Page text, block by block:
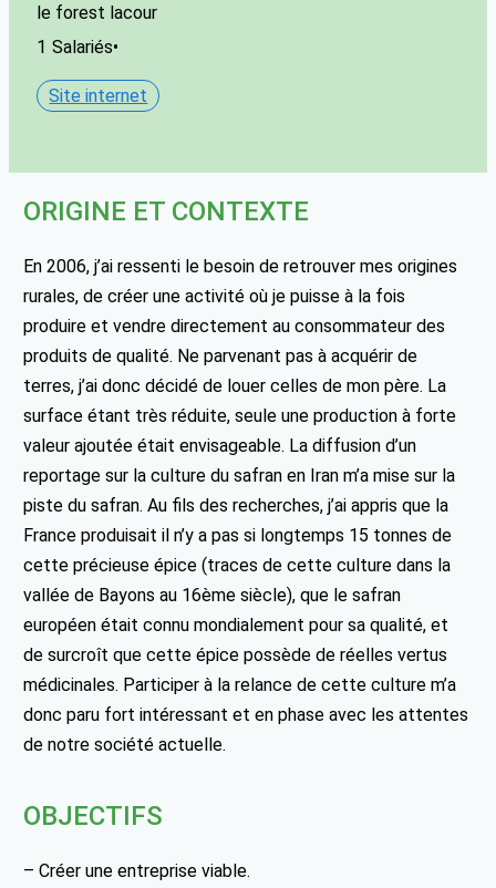
le forest lacour
1 Salariés•
Site internet
ORIGINE ET CONTEXTE
En 2006, j’ai ressenti le besoin de retrouver mes origines
rurales, de créer une activité où je puisse à la fois
produire et vendre directement au consommateur des
produits de qualité. Ne parvenant pas à acquérir de
terres, j’ai donc décidé de louer celles de mon père. La
surface étant très réduite, seule une production à forte
valeur ajoutée était envisageable. La diffusion d’un
reportage sur la culture du safran en Iran m’a mise sur la
piste du safran. Au fils des recherches, j’ai appris que la
France produisait il n’y a pas si longtemps 15 tonnes de
cette précieuse épice (traces de cette culture dans la
vallée de Bayons au 16ème siècle), que le safran
européen était connu mondialement pour sa qualité, et
de surcroît que cette épice possède de réelles vertus
médicinales. Participer à la relance de cette culture m’a
donc paru fort intéressant et en phase avec les attentes
de notre société actuelle.
OBJECTIFS
– Créer une entreprise viable.